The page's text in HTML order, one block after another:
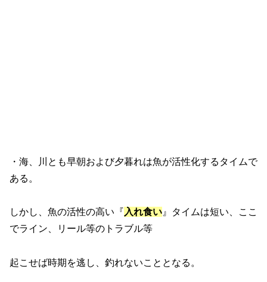
・海、川とも早朝および夕暮れは魚が活性化するタイムで
ある。
しかし、魚の活性の高い『 入れ食い』タイムは短い、ここ
でライン、リール等のトラブル等
起こせば時期を逃し、釣れないこととなる。